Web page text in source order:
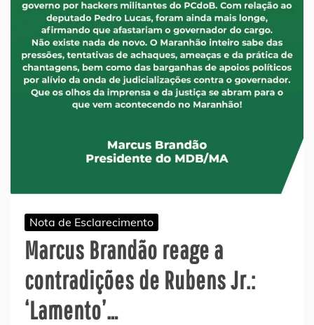
Nota de Esclarecimento
Marcus Brandão reage a
contradições de Rubens Jr.:
‘Lamento’…